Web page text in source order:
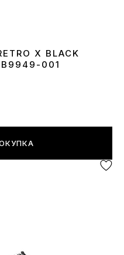
X BLACK
001